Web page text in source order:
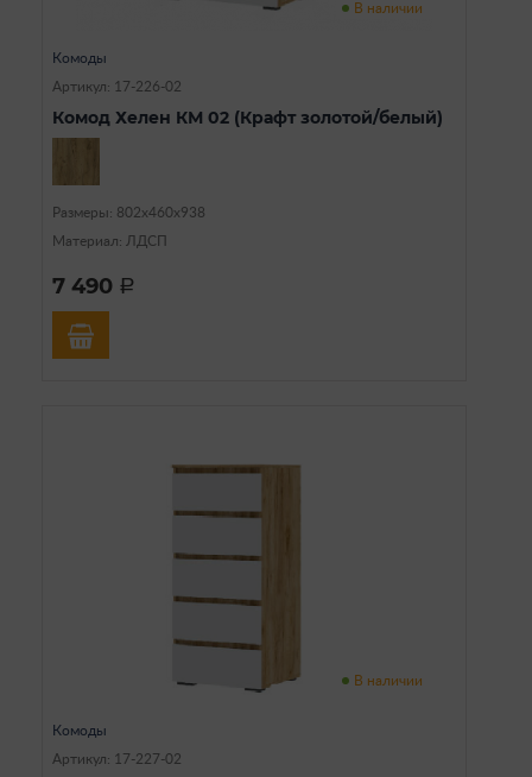
В наличии
Комоды
Артикул: 17-226-02
Комод Хелен КМ 02 (Крафт золотой/белый)
Размеры: 802х460х938
Материал: ЛДСП
7 490 a
В наличии
Комоды
Артикул: 17-227-02